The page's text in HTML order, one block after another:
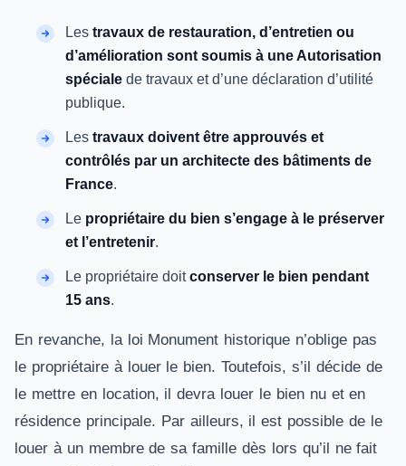
Les travaux de restauration, d’entretien ou
d’amélioration sont soumis à une Autorisation
spéciale de travaux et d’une déclaration d’utilité
publique.
Les travaux doivent être approuvés et
contrôlés par un architecte des bâtiments de
France.
Le propriétaire du bien s’engage à le préserver
et l’entretenir.
Le propriétaire doitconserver le bien pendant
15 ans.
En revanche, la loi Monument historique n’oblige pas
le propriétaire à louer le bien. Toutefois, s’il décide de
le mettre en location, il devra louer le bien nu et en
résidence principale. Par ailleurs, il est possible de le
louer à un membre de sa famille dès lors qu’il ne fait